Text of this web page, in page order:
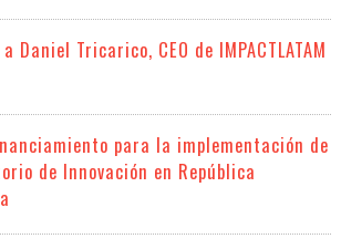
Daniel Tricarico, CEO de IMPACTLATAM
para la implementación de
de Innovación en República